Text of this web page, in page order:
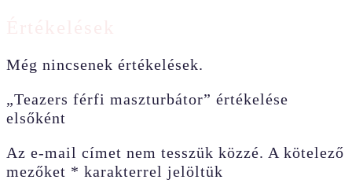
Még nincsenek értékelések.
„Teazers férfi maszturbátor” értékelése
elsőként
Az e-mail címet nem tesszük közzé. A kötelező
mezőket * karakterrel jelöltük